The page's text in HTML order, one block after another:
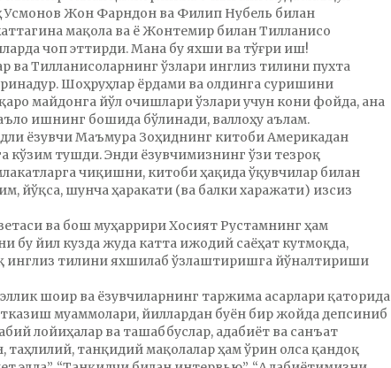
Усмонов Жон Фарндон ва Филип Нубель билан
мақола ва ё Жонтемир билан Тилланисо
чоп эттирди. Мана бу яхши ва тўғри иш!
Тилланисоларнинг ўзлари инглиз тилини пухта
Шоҳруҳлар ёрдами ва олдинга суришини
майдонга йўл очишлари ўзлари учун кони фойда, ана
ишнинг бошида бўлинади, валлоҳу аълам.
ёзувчи Маъмура Зоҳиднинг китоби Америкадан
кўзим тушди. Энди ёзувчимизнинг ўзи тезроқ
чиқишни, китоби ҳақида ўқувчилар билан
йўқса, шунча ҳаракати (ва балки харажати) изсиз
ва бош муҳаррири Хосият Рустамнинг ҳам
бу йил кузда жуда катта ижодий саёҳат кутмоқда,
инглиз тилини яхшилаб ўзлаштиришга йўналтириши
шоир ва ёзувчиларнинг таржима асарлари қаторида
муаммолари, йиллардан буён бир жойда депсиниб
лойиҳалар ва ташаббуслар, адабиёт ва санъат
таҳлилий, танқидий мақолалар ҳам ўрин олса қандоқ